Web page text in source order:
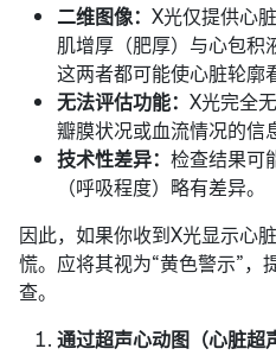
二维图像： X光仅提供心
肌增厚（肥厚）与心包积
这两者都可能使心脏轮廓
无法评估功能： X光完全
瓣膜状况或血流情况的信
技术性差异： 检查结果可
（呼吸程度）略有差异。
因此，如果你收到X光显示心
慌。应将其视为“黄色警示”，
查。
通过超声心动图（心脏超